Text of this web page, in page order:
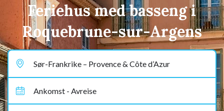
Feriehus med basseng i
Roquebrune-sur-Argens